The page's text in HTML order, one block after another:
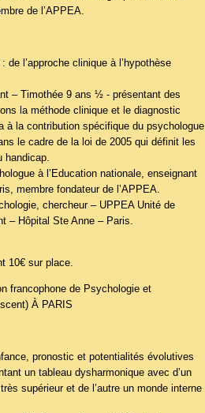
de l’APPEA.
l’approche clinique à l’hypothèse
– Timothée 9 ans ½ - présentant des
la méthode clinique et le diagnostic
à la contribution spécifique du psychologue
le cadre de la loi de 2005 qui définit les
handicap.
à l’Education nationale, enseignant
membre fondateur de l’APPEA.
chercheur – UPPEA Unité de
– Hôpital Ste Anne – Paris.
10€ sur place.
francophone de Psychologie et
À PARIS
pronostic et potentialités évolutives
un tableau dysharmonique avec d’un
supérieur et de l’autre un monde interne